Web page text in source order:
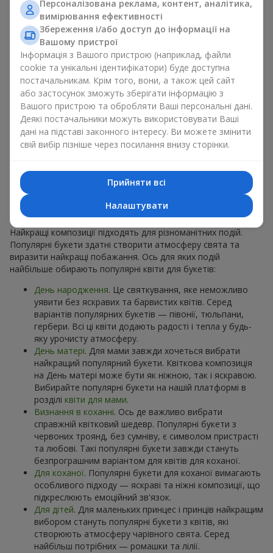
для будь-якого віку і статі, а їх склад можна
адаптувати під будь-який захід.
Масові квіткові уподобання. Півонії, тюльпани,
ромашки — популярні букети, що залишаються
привабливими для покупців. Вони не тільки мають
чудовий вигляд. Такі популярні букети відображають
атмосферу свіжості та природної краси.
Популярні квіти для букетів часто змінюються залежно від
пори року, але ці класичні популярні букети завжди
залишаються в списку тих що мають найбільший попит.
Якщо ви хочете бути впевненими у своєму виборі,
звертайтесь до цих перевірених часом популярних квітів.
Для яких подій в м. Радехів
обирають популярні букети
Що важливо пам’ятати, обираючи популярні букети?
Найкращі композиції підходять для різноманітних подій.
Популярні букети здатні створити атмосферу свята та
виразити найкращі побажання. Ось для яких подій
найбільше обирають популярні квіти для букетів:
День народження. Це святкування, яке неможливо
уявити без яскравих та барвистих квітів. Серед
варіантів популярних букетів — півонії, тюльпани,
гербери. Всі ці квіти додають радості і тепла у будь-
яку урочисту атмосферу.
День матері. Для мами завжди хочеться вибрати
найкращий популярний букети. Квіткова композиція
на День матері може бути як ніжною, так і яскравою.
Вибирайте популярні букети на нашій платформі в
розділі квіти для мами.
Визнання в коханні. Ось де важливо вибрати
справжній квітковий шедевр. Популярні букети з
червоних троянд, без сумніву, є символом пристрасті
та любові. Такі популярні букети завжди стануть
безпрограшним варіантом для квітів для коханої.
Для коханої. Популярні букети для коханої вимагають
особливого підходу — яскраві та ніжні композиції, що
підкреслюють емоційний зв'язок.
Для дітей. Для маленьких принцес і принців найкращим
вибором стануть популярні букети з квітів, які
створюють атмосферу чарівного свята. Серед
найбільш потрібних — ромашки та лілії.
Персоналізована реклама, контент, аналітика,
вимірювання ефективності
Збереження і/або доступ до інформації на
Вашому пристрої
Інформація з Вашого пристрою (наприклад, файли
cookie та унікальні ідентифікатори) буде доступна
постачальникам. Крім того, вони, а також цей сайт
або застосунок зможуть зберігати інформацію з
Вашого пристрою та обробляти Ваші персональні дані.
Деякі постачальники можуть використовувати Ваші
дані на підставі законного інтересу. Ви можете змінити
свій вибір пізніше через посилання внизу сторінки.
Прийняти всі
Налаштувати